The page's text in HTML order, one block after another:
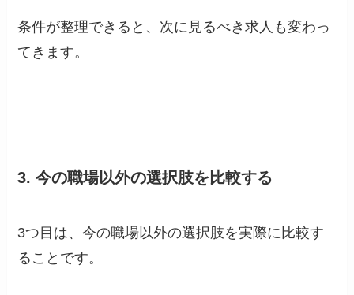
条件が整理できると、次に見るべき求人も変わっ
てきます。
3. 今の職場以外の選択肢を比較する
3つ目は、今の職場以外の選択肢を実際に比較す
ることです。